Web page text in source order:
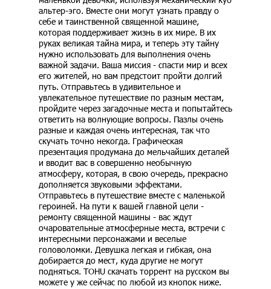
альтер-эго. Вместе они могут узнать правду о
себе и таинственной священной машине,
которая поддерживает жизнь в их мире. В их
руках великая тайна мира, и теперь эту тайну
нужно использовать для выполнения очень
важной задачи. Ваша миссия - спасти мир и всех
его жителей, но вам предстоит пройти долгий
путь. Отправьтесь в удивительное и
увлекательное путешествие по разным местам,
пройдите через загадочные места и попытайтесь
ответить на волнующие вопросы. Пазлы очень
разные и каждая очень интересная, так что
скучать точно некогда. Графическая
презентация продумана до мельчайших деталей
и вводит вас в совершенно необычную
атмосферу, которая, в свою очередь, прекрасно
дополняется звуковыми эффектами.
Отправьтесь в путешествие вместе с маленькой
героиней. На пути к вашей главной цели -
ремонту священной машины - вас ждут
очаровательные атмосферные места, встречи с
интересными персонажами и веселые
головоломки. Девушка легкая и гибкая, она
добирается до мест, куда другие не могут
подняться. TOHU скачать торрент на русском вы
можете у же сейчас по любой из кнопок ниже.